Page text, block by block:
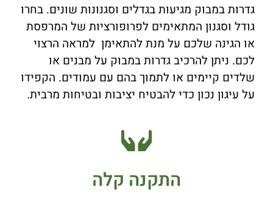
גדרות במבוק מגיעות בגדלים וסגנונות שונים. בחרו
גודל וסגנון המתאימים לפרופורציות של המרפסת
או הגינה שלכם על מנת להתאימן למראה הרצוי
לכם. ניתן להרכיב גדרות במבוק על מבנים או
שלדים קיימים או לתמוך בהם עם עמודים. הקפידו
על עיגון נכון כדי להבטיח יציבות ובטיחות מרבית.
התקנה קלה